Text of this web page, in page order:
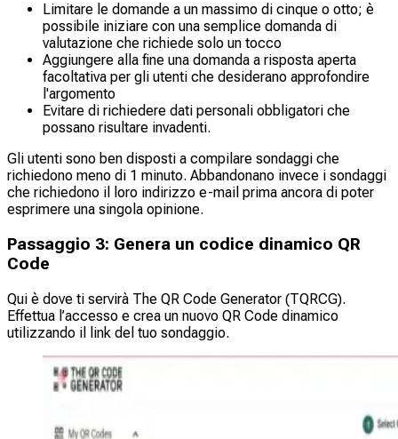
Limitare le domande a un massimo di cinque o otto; è
possibile iniziare con una semplice domanda di
valutazione che richiede solo un tocco
Aggiungere alla fine una domanda a risposta aperta
facoltativa per gli utenti che desiderano approfondire
l'argomento
Evitare di richiedere dati personali obbligatori che
possano risultare invadenti.
Gli utenti sono ben disposti a compilare sondaggi che
richiedono meno di 1 minuto. Abbandonano invece i sondaggi
che richiedono il loro indirizzo e-mail prima ancora di poter
esprimere una singola opinione.
Passaggio 3: Genera un codice dinamico QR
Code
Qui è dove ti servirà The QR Code Generator (TQRCG).
Effettua l’accesso e crea un nuovo QR Code dinamico
utilizzando il link del tuo sondaggio.